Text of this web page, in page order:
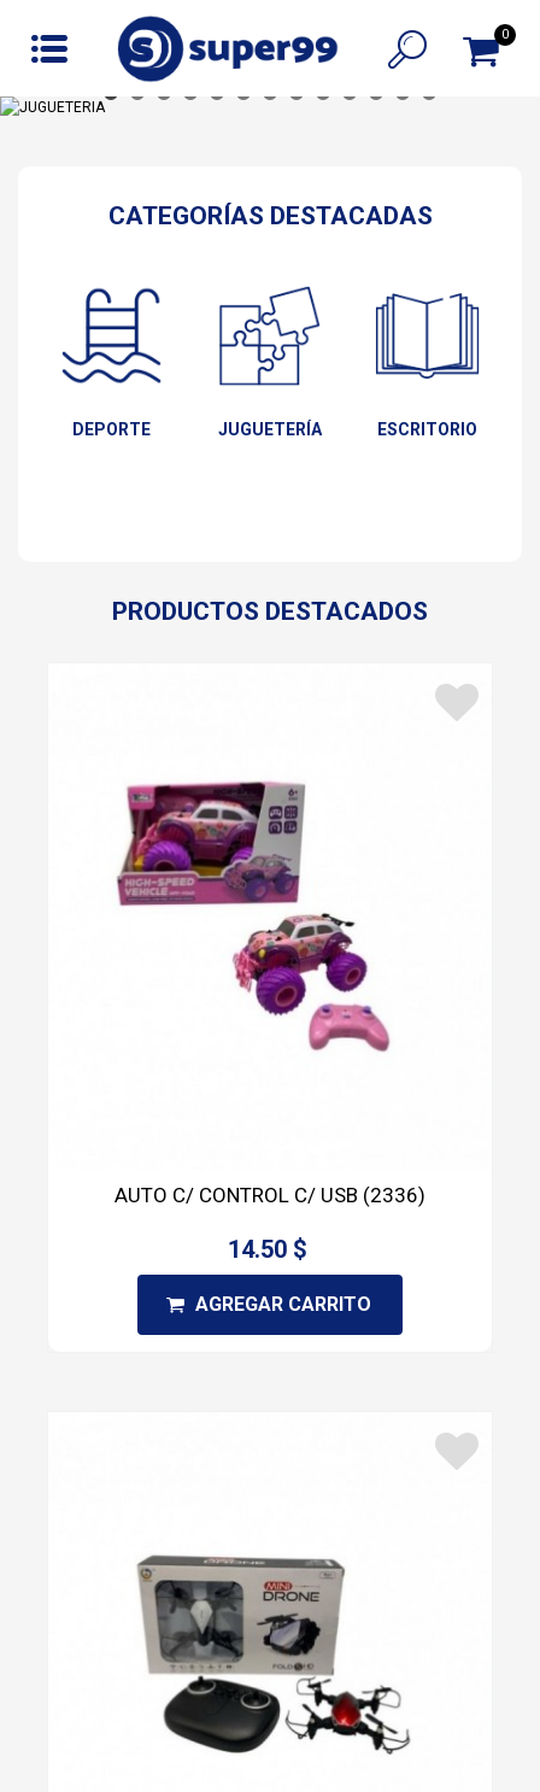
0
CATEGORÍAS DESTACADAS
DEPORTE JUGUETERÍA ESCRITORIO
PRODUCTOS DESTACADOS
AUTO C/ CONTROL C/ USB (2336)
14.50 $
AGREGAR CARRITO